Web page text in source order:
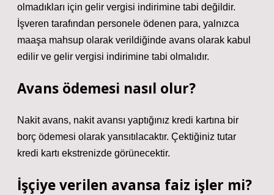
olmadıkları için gelir vergisi indirimine tabi değildir.
İşveren tarafından personele ödenen para, yalnızca
maaşa mahsup olarak verildiğinde avans olarak kabul
edilir ve gelir vergisi indirimine tabi olmalıdır.
Avans ödemesi nasıl olur?
Nakit avans, nakit avansı yaptığınız kredi kartına bir
borç ödemesi olarak yansıtılacaktır. Çektiğiniz tutar
kredi kartı ekstrenizde görünecektir.
İşçiye verilen avansa faiz işler mi?